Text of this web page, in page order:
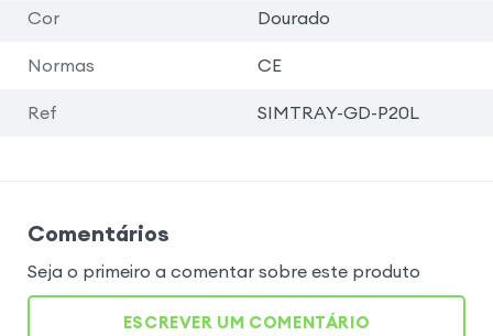
Cor Dourado
Normas CE
Ref SIMTRAY-GD-P20L
Comentários
Seja o primeiro a comentar sobre este produto
ESCREVER UM COMENTÁRIO